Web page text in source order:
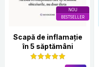
NOU
BESTSELLER
Scapă de inflamație
în 5 săptămâni